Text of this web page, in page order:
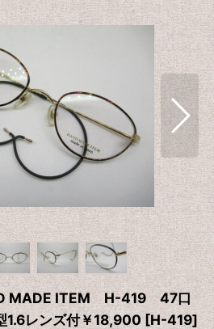
MADE ITEM H-419 47口
レンズ付￥18,900 [H-419]